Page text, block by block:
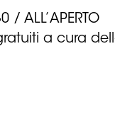
ALL’APERTO
a cura